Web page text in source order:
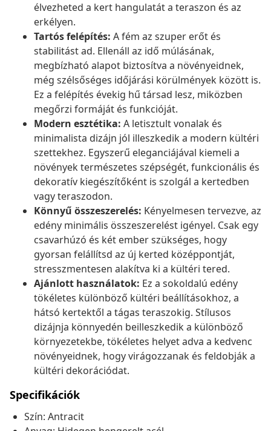
élvezheted a kert hangulatát a teraszon és az
erkélyen.
Tartós felépítés: A fém az szuper erőt és
stabilitást ad. Ellenáll az idő múlásának,
megbízható alapot biztosítva a növényeidnek,
még szélsőséges időjárási körülmények között is.
Ez a felépítés évekig hű társad lesz, miközben
megőrzi formáját és funkcióját.
Modern esztétika: A letisztult vonalak és
minimalista dizájn jól illeszkedik a modern kültéri
szettekhez. Egyszerű eleganciájával kiemeli a
növények természetes szépségét, funkcionális és
dekoratív kiegészítőként is szolgál a kertedben
vagy teraszodon.
Könnyű összeszerelés: Kényelmesen tervezve, az
edény minimális összeszerelést igényel. Csak egy
csavarhúzó és két ember szükséges, hogy
gyorsan felállítsd az új kerted középpontját,
stresszmentesen alakítva ki a kültéri tered.
Ajánlott használatok: Ez a sokoldalú edény
tökéletes különböző kültéri beállításokhoz, a
hátsó kertektől a tágas teraszokig. Stílusos
dizájnja könnyedén beilleszkedik a különböző
környezetekbe, tökéletes helyet adva a kedvenc
növényeidnek, hogy virágozzanak és feldobják a
kültéri dekorációdat.
Specifikációk
Szín: Antracit